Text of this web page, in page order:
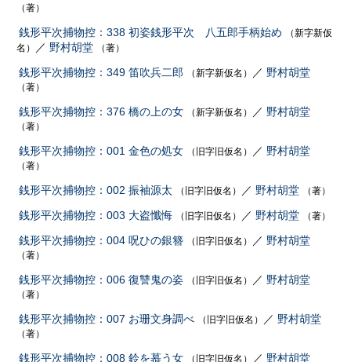
（著）
銭形平次捕物控：338 初姿銭形平次 八五郎手柄始め
（新字新仮
名）
／ 野村胡堂 （著）
銭形平次捕物控：349 笛吹兵二郎 （新字新仮名） ／ 野村胡堂
（著）
銭形平次捕物控：376 橋の上の女 （新字新仮名） ／ 野村胡堂
（著）
銭形平次捕物控：001 金色の処女 （旧字旧仮名） ／ 野村胡堂
（著）
銭形平次捕物控：002 振袖源太 （旧字旧仮名） ／ 野村胡堂 （著）
銭形平次捕物控：003 大盗懺悔 （旧字旧仮名） ／ 野村胡堂 （著）
銭形平次捕物控：004 呪ひの銀簪 （旧字旧仮名） ／ 野村胡堂
（著）
銭形平次捕物控：006 復讐鬼の姿 （旧字旧仮名） ／ 野村胡堂
（著）
銭形平次捕物控：007 お珊文身調べ （旧字旧仮名） ／ 野村胡堂
（著）
銭形平次捕物控：008 鈴を慕う女 （旧字旧仮名） ／ 野村胡堂